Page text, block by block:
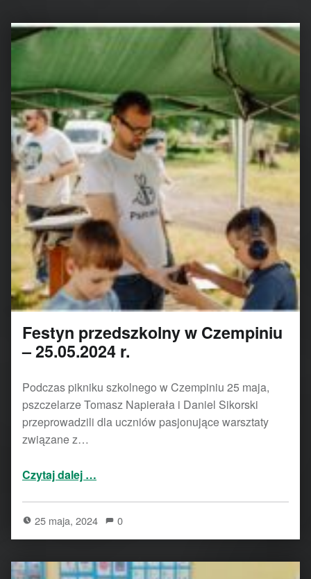
Festyn przedszkolny w Czempiniu
– 25.05.2024 r.
Podczas pikniku szkolnego w Czempiniu 25 maja,
pszczelarze Tomasz Napierała i Daniel Sikorski
przeprowadzili dla uczniów pasjonujące warsztaty
związane z…
Czytaj dalej …
25 maja, 2024 0